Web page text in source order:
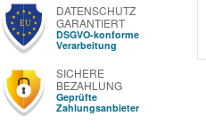
DATENSCHUTZ
GARANTIERT
DSGVO-konforme
Verarbeitung
SICHERE
BEZAHLUNG
Geprüfte
Zahlungsanbieter